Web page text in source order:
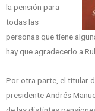
la pensión para
todas las
personas que tiene
hay que agradecerlo a
Por otra parte, el titular
presidente Andrés